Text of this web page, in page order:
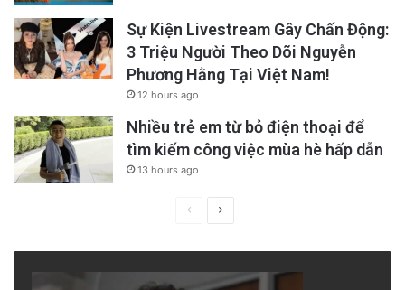
advertisement
Sự Kiện Livestream Gây Chấn Động:
3 Triệu Người Theo Dõi Nguyễn
Phương Hằng Tại Việt Nam!
12 hours ago
Nhiều trẻ em từ bỏ điện thoại để
tìm kiếm công việc mùa hè hấp dẫn
13 hours ago
PreviousNext